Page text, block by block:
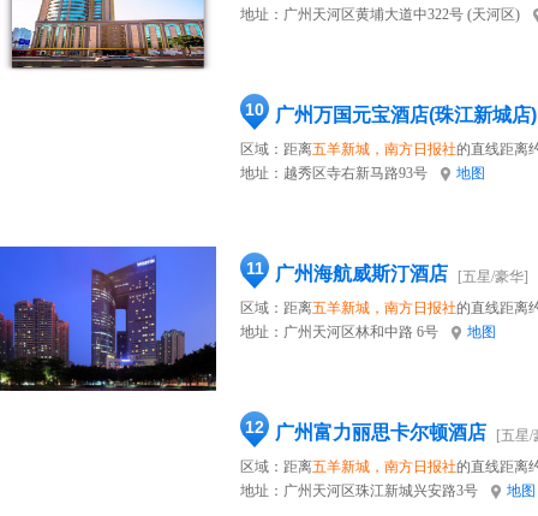
地址： 广州天河区黄埔大道中322号 (天河区)
10 广州万国元宝酒店(珠江新城店)
区域：距离五羊新城，南方日报社的直线距离
地址： 越秀区寺右新马路93号 地图
11 广州海航威斯汀酒店
[五星/豪华]
区域：距离五羊新城，南方日报社的直线距离
地址： 广州天河区林和中路 6号 地图
12 广州富力丽思卡尔顿酒店
[五星/
区域：距离五羊新城，南方日报社的直线距离
地址： 广州天河区珠江新城兴安路3号 地图